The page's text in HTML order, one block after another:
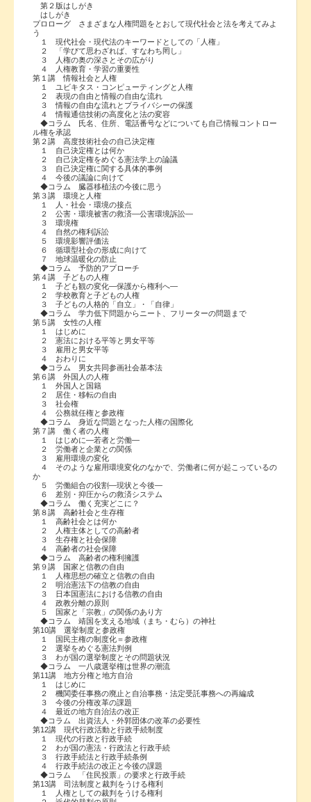
第２版はしがき
はしがき
プロローグ さまざまな人権問題をとおして現代社会と法を考えてみよ
う
１ 現代社会・現代法のキーワードとしての「人権」
２ 「学びて思わざれば、すなわち罔し」
３ 人権の奥の深さとその広がり
４ 人権教育・学習の重要性
第１講 情報社会と人権
１ ユビキタス・コンピューティングと人権
２ 表現の自由と情報の自由な流れ
３ 情報の自由な流れとプライバシーの保護
４ 情報通信技術の高度化と法の変容
◆コラム 氏名、住所、電話番号などについても自己情報コントロー
ル権を承認
第２講 高度技術社会の自己決定権
１ 自己決定権とは何か
２ 自己決定権をめぐる憲法学上の論議
３ 自己決定権に関する具体的事例
４ 今後の議論に向けて
◆コラム 臓器移植法の今後に思う
第３講 環境と人権
１ 人・社会・環境の接点
２ 公害・環境被害の救済―公害環境訴訟―
３ 環境権
４ 自然の権利訴訟
５ 環境影響評価法
６ 循環型社会の形成に向けて
７ 地球温暖化の防止
◆コラム 予防的アプローチ
第４講 子どもの人権
１ 子ども観の変化―保護から権利へ―
２ 学校教育と子どもの人権
３ 子どもの人格的「自立」・「自律」
◆コラム 学力低下問題からニート、フリーターの問題まで
第５講 女性の人権
１ はじめに
２ 憲法における平等と男女平等
３ 雇用と男女平等
４ おわりに
◆コラム 男女共同参画社会基本法
第６講 外国人の人権
１ 外国人と国籍
２ 居住・移転の自由
３ 社会権
４ 公務就任権と参政権
◆コラム 身近な問題となった人権の国際化
第７講 働く者の人権
１ はじめに―若者と労働―
２ 労働者と企業との関係
３ 雇用環境の変化
４ そのような雇用環境変化のなかで、労働者に何が起こっているの
か
５ 労働組合の役割―現状と今後―
６ 差別・抑圧からの救済システム
◆コラム 働く充実どこに？
第８講 高齢社会と生存権
１ 高齢社会とは何か
２ 人権主体としての高齢者
３ 生存権と社会保障
４ 高齢者の社会保障
◆コラム 高齢者の権利擁護
第９講 国家と信教の自由
１ 人権思想の確立と信教の自由
２ 明治憲法下の信教の自由
３ 日本国憲法における信教の自由
４ 政教分離の原則
５ 国家と「宗教」の関係のあり方
◆コラム 靖国を支える地域（まち・むら）の神社
第10講 選挙制度と参政権
１ 国民主権の制度化＝参政権
２ 選挙をめぐる憲法判例
３ わが国の選挙制度とその問題状況
◆コラム 一八歳選挙権は世界の潮流
第11講 地方分権と地方自治
１ はじめに
２ 機関委任事務の廃止と自治事務・法定受託事務への再編成
３ 今後の分権改革の課題
４ 最近の地方自治法の改正
◆コラム 出資法人・外郭団体の改革の必要性
第12講 現代行政活動と行政手続制度
１ 現代の行政と行政手続
２ わが国の憲法・行政法と行政手続
３ 行政手続法と行政手続条例
４ 行政手続法の改正と今後の課題
◆コラム 「住民投票」の要求と行政手続
第13講 司法制度と裁判をうける権利
１ 人権としての裁判をうける権利